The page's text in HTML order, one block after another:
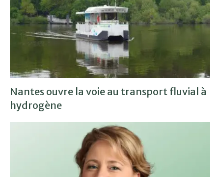
Nantes ouvre la voie au transport fluvial à
hydrogène